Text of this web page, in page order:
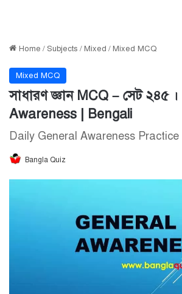
Home / Subjects /Mixed /Mixed MCQ
Mixed MCQ
সাধারণ জ্ঞান MCQ – সেট ২৪৫
Awareness | Bengali
Daily General Awareness
Bangla Quiz